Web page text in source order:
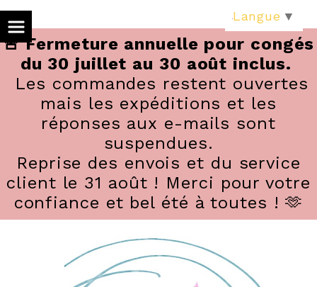
🚨 Fermeture annuelle pour congés
du 30 juillet au 30 août inclus.
Les commandes restent ouvertes
mais les expéditions et les
réponses aux e-mails sont
suspendues.
Reprise des envois et du service
client le 31 août ! Merci pour votre
confiance et bel été à toutes ! 🫶
Langue ▼